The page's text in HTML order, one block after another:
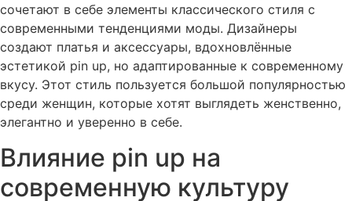
сочетают в себе элементы классического стиля с
современными тенденциями моды. Дизайнеры
создают платья и аксессуары, вдохновлённые
эстетикой pin up, но адаптированные к современному
вкусу. Этот стиль пользуется большой популярностью
среди женщин, которые хотят выглядеть женственно,
элегантно и уверенно в себе.
Влияние pin up на
современную культуру